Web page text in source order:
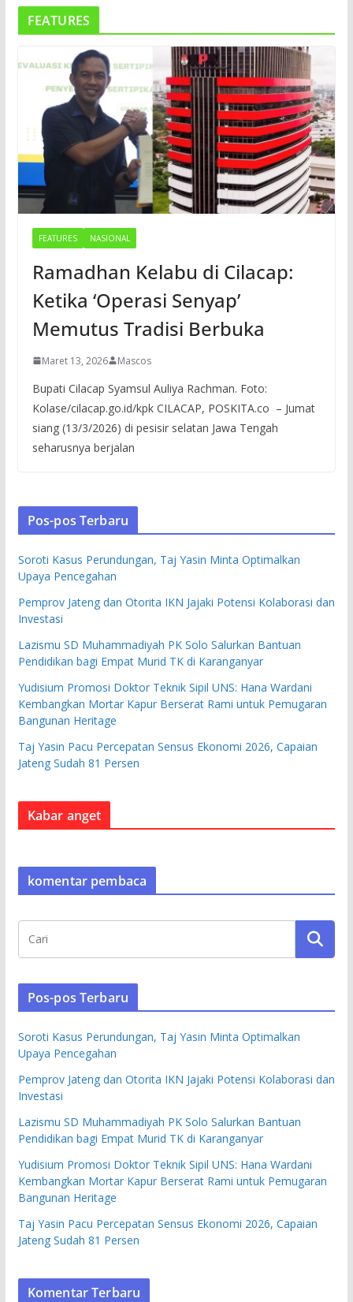
FEATURES
FEATURES NASIONAL
Ramadhan Kelabu di Cilacap:
Ketika ‘Operasi Senyap’
Memutus Tradisi Berbuka
Maret 13, 2026 Mascos
Bupati Cilacap Syamsul Auliya Rachman. Foto:
Kolase/cilacap.go.id/kpk CILACAP, POSKITA.co – Jumat
siang (13/3/2026) di pesisir selatan Jawa Tengah
seharusnya berjalan
Pos-pos Terbaru
Soroti Kasus Perundungan, Taj Yasin Minta Optimalkan
Upaya Pencegahan
Pemprov Jateng dan Otorita IKN Jajaki Potensi Kolaborasi dan
Investasi
Lazismu SD Muhammadiyah PK Solo Salurkan Bantuan
Pendidikan bagi Empat Murid TK di Karanganyar
Yudisium Promosi Doktor Teknik Sipil UNS: Hana Wardani
Kembangkan Mortar Kapur Berserat Rami untuk Pemugaran
Bangunan Heritage
Taj Yasin Pacu Percepatan Sensus Ekonomi 2026, Capaian
Jateng Sudah 81 Persen
Kabar anget
komentar pembaca
Pos-pos Terbaru
Soroti Kasus Perundungan, Taj Yasin Minta Optimalkan
Upaya Pencegahan
Pemprov Jateng dan Otorita IKN Jajaki Potensi Kolaborasi dan
Investasi
Lazismu SD Muhammadiyah PK Solo Salurkan Bantuan
Pendidikan bagi Empat Murid TK di Karanganyar
Yudisium Promosi Doktor Teknik Sipil UNS: Hana Wardani
Kembangkan Mortar Kapur Berserat Rami untuk Pemugaran
Bangunan Heritage
Taj Yasin Pacu Percepatan Sensus Ekonomi 2026, Capaian
Jateng Sudah 81 Persen
Komentar Terbaru